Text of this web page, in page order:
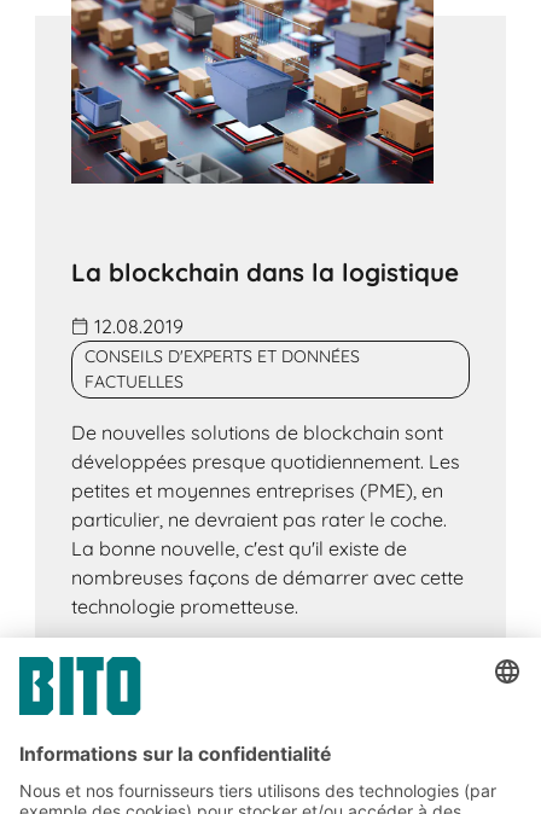
La blockchain dans la logistique
12.08.2019
CONSEILS D'EXPERTS ET DONNÉES
FACTUELLES
De nouvelles solutions de blockchain sont
développées presque quotidiennement. Les
petites et moyennes entreprises (PME), en
particulier, ne devraient pas rater le coche.
La bonne nouvelle, c'est qu'il existe de
nombreuses façons de démarrer avec cette
technologie prometteuse.